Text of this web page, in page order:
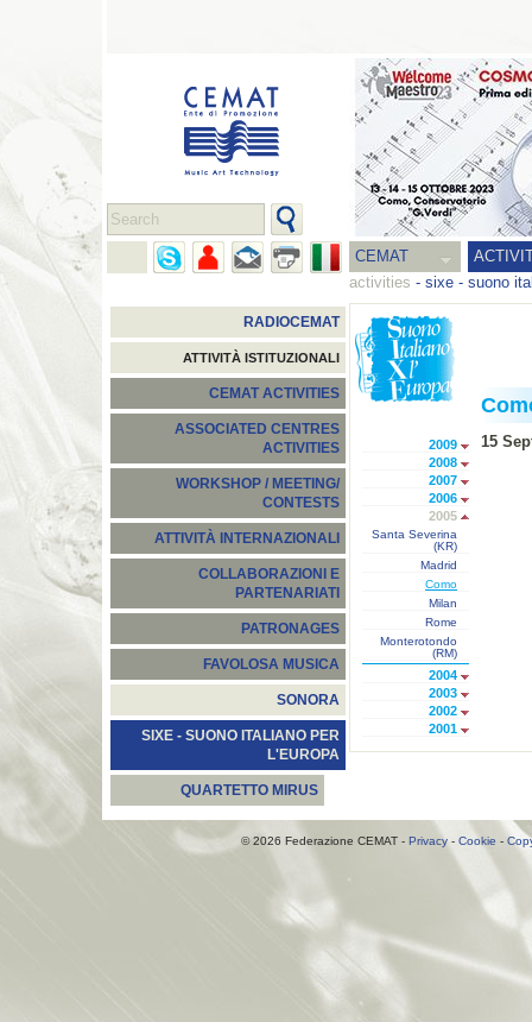
CEMAT
activities - sixe - suono
RADIOCEMAT
ATTIVITÀ ISTITUZIONALI
CEMAT ACTIVITIES
ASSOCIATED CENTRES
ACTIVITIES
WORKSHOP / MEETING/
CONTESTS
ATTIVITÀ INTERNAZIONALI
COLLABORAZIONI E
PARTENARIATI
PATRONAGES
FAVOLOSA MUSICA
SONORA
SIXE - SUONO ITALIANO PER
L'EUROPA
QUARTETTO MIRUS
2009
2008
2007
2006
2005
Santa Severina
(KR)
Madrid
Como
Milan
Rome
Monterotondo
(RM)
2004
2003
2002
2001
15
© 2026 Federazione CEMAT - Privacy - Cookie -